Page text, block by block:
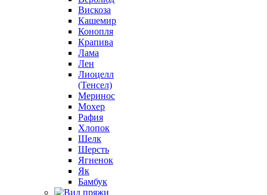
Вискоза
Кашемир
Конопля
Крапива
Лама
Лен
Лиоцелл
(Тенсел)
Меринос
Мохер
Рафия
Хлопок
Шелк
Шерсть
Ягненок
Як
Бамбук